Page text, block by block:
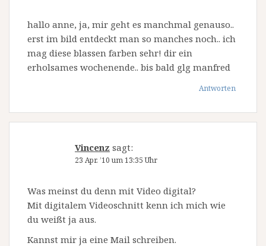
hallo anne, ja, mir geht es manchmal genauso..
erst im bild entdeckt man so manches noch.. ich
mag diese blassen farben sehr! dir ein
erholsames wochenende.. bis bald glg manfred
Antworten
Vincenz sagt:
23 Apr. ’10 um 13:35 Uhr
Was meinst du denn mit Video digital?
Mit digitalem Videoschnitt kenn ich mich wie
du weißt ja aus.
Kannst mir ja eine Mail schreiben.